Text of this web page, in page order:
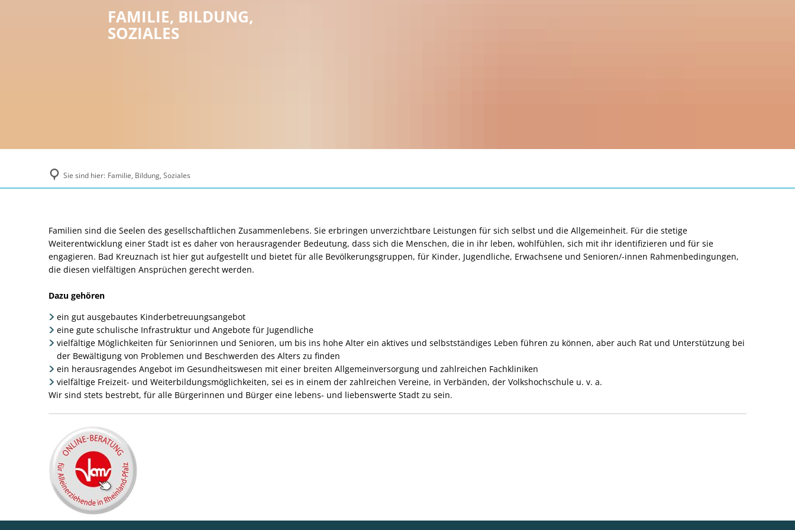
FAMILIE, BILDUNG,
SOZIALES
Sie sind hier: Familie, Bildung, Soziales
Familie,
Bildung,
Soziales
Familien sind die Seelen des gesellschaftlichen Zusammenlebens. Sie erbringen unverzichtbare Leistungen für sich selbst und die Allgemeinheit. Für die stetige
Weiterentwicklung einer Stadt ist es daher von herausragender Bedeutung, dass sich die Menschen, die in ihr leben, wohlfühlen, sich mit ihr identifizieren und für sie
engagieren. Bad Kreuznach ist hier gut aufgestellt und bietet für alle Bevölkerungsgruppen, für Kinder, Jugendliche, Erwachsene und Senioren/-innen Rahmenbedingungen,
die diesen vielfältigen Ansprüchen gerecht werden.
Dazu gehören
ein gut ausgebautes Kinderbetreuungsangebot
eine gute schulische Infrastruktur und Angebote für Jugendliche
vielfältige Möglichkeiten für Seniorinnen und Senioren, um bis ins hohe Alter ein aktives und selbstständiges Leben führen zu können, aber auch Rat und Unterstützung bei
der Bewältigung von Problemen und Beschwerden des Alters zu finden
ein herausragendes Angebot im Gesundheitswesen mit einer breiten Allgemeinversorgung und zahlreichen Fachkliniken
vielfältige Freizeit- und Weiterbildungsmöglichkeiten, sei es in einem der zahlreichen Vereine, in Verbänden, der Volkshochschule u. v. a.
Wir sind stets bestrebt, für alle Bürgerinnen und Bürger eine lebens- und liebenswerte Stadt zu sein.